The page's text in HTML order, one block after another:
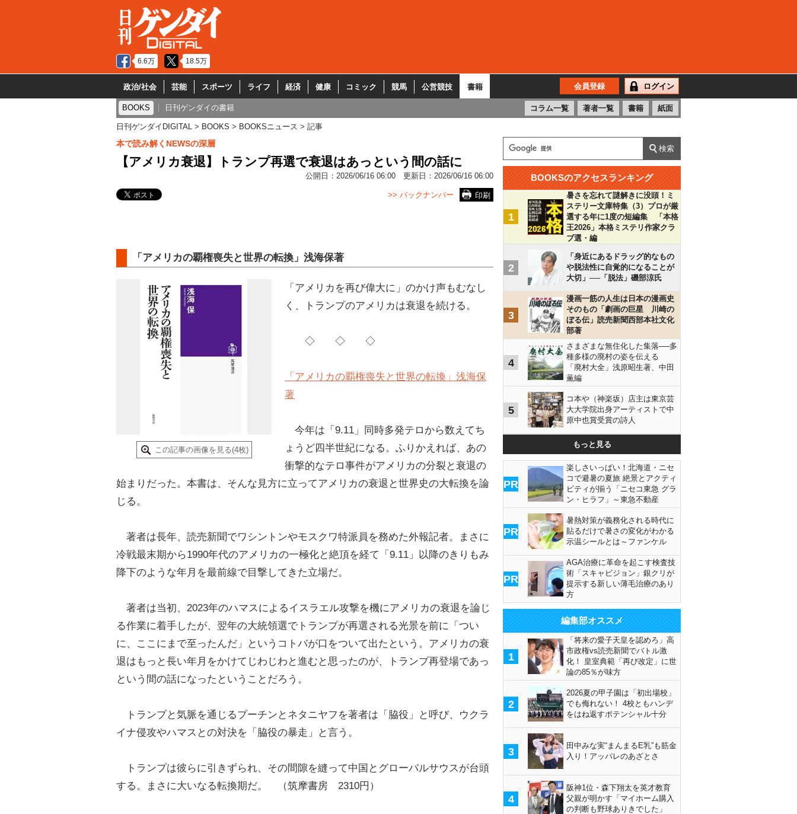
6.6万 18.5万
政治/社会 芸能 スポーツ ライフ 経済 健康 コミック 競馬 公営競技 書籍 会員登録 ログイン
BOOKS 日刊ゲンダイの書籍 コラム一覧 著者一覧 書籍 紙面
日刊ゲンダイDIGITAL BOOKS BOOKSニュース 記事
本で読み解くNEWSの深層
【アメリカ衰退】トランプ再選で衰退はあっという間の話に
公開日： 2026/06/16 06:00 更新日： 2026/06/16 06:00
印刷
>> バックナンバー
「アメリカの覇権喪失と世界の転換」浅海保著
この記事の画像を見る(4枚)
「アメリカを再び偉大に」のかけ声もむなし
く、トランプのアメリカは衰退を続ける。
◇ ◇ ◇
「アメリカの覇権喪失と世界の転換」浅海保
著
今年は「9.11」同時多発テロから数えてち
ょうど四半世紀になる。ふりかえれば、あの
衝撃的なテロ事件がアメリカの分裂と衰退の
始まりだった。本書は、そんな見方に立ってアメリカの衰退と世界史の大転換を論
じる。
著者は長年、読売新聞でワシントンやモスクワ特派員を務めた外報記者。まさに
冷戦最末期から1990年代のアメリカの一極化と絶頂を経て「9.11」以降のきりもみ
降下のような年月を最前線で目撃してきた立場だ。
著者は当初、2023年のハマスによるイスラエル攻撃を機にアメリカの衰退を論じ
る作業に着手したが、翌年の大統領選でトランプが再選される光景を前に「つい
に、ここにまで至ったんだ」というコトバが口をついて出たという。アメリカの衰
退はもっと長い年月をかけてじわじわと進むと思ったのが、トランプ再登場であっ
という間の話になったということだろう。
トランプと気脈を通じるプーチンとネタニヤフを著者は「脇役」と呼び、ウクラ
イナ侵攻やハマスとの対決を「脇役の暴走」と言う。
トランプは彼らに引きずられ、その間隙を縫って中国とグローバルサウスが台頭
する。まさに大いなる転換期だ。 （筑摩書房 2310円）
BOOKSのアクセスランキング
1
暑さを忘れて謎解きに没頭！ミ
ステリー文庫特集（3）プロが厳
選する年に1度の短編集 「本格
王2026」本格ミステリ作家クラ
ブ選・編
2
「身近にあるドラッグ的なもの
や脱法性に自覚的になることが
大切」──「脱法」磯部涼氏
3
漫画一筋の人生は日本の漫画史
そのもの「劇画の巨星 川崎の
ぼる伝」読売新聞西部本社文化
部著
4
さまざまな無住化した集落──多
種多様の廃村の姿を伝える
「廃村大全」浅原昭生著、中田
薫編
5
コ本や（神楽坂）店主は東京芸
大大学院出身アーティストで中
原中也賞受賞の詩人
もっと見る
PR
楽しさいっぱい！北海道・ニセ
コで避暑の夏旅 絶景とアクティ
ビティが揃う「ニセコ東急 グラ
ン・ヒラフ」～東急不動産
PR
暑熱対策が義務化される時代に
貼るだけで暑さの変化がわかる
示温シールとは～ファンケル
PR
AGA治療に革命を起こす検査技
術「スキャビジョン」銀クリが
提示する新しい薄毛治療のあり
方
編集部オススメ
1
「将来の愛子天皇を認めろ」高
市政権vs読売新聞でバトル激
化！ 皇室典範「再び改定」に世
論の85％が味方
2
2026夏の甲子園は「初出場校」
でも侮れない！ 4校ともハンデ
をはね返すポテンシャル十分
3
田中みな実“まんまるE乳”も筋金
入り！アッパレのあざとさ
4
阪神1位・森下翔太を英才教育
父親が明かす「マイホーム購入
の判断も野球ありきでした」